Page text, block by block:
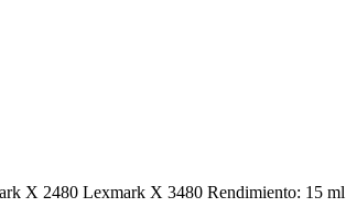
X 2480 Lexmark X 3480 Rendimiento: 15 ml